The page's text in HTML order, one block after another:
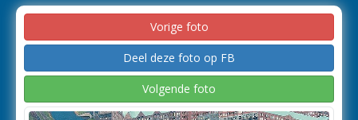
Vorige foto
Deel deze foto op FB
Volgende foto